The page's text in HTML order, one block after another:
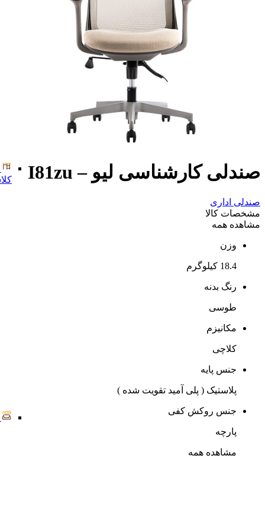
صندلی کارشناسی لیو – I81zu
صندلی اداری
مشخصات کالا
مشاهده همه
وزن
18.4 کیلوگرم
رنگ بدنه
طوسی
مکانیزم
کلاچی
جنس پایه
پلاستیک ( پلی آمید تقویت شده )
جنس روکش کفی
پارچه
مشاهده همه